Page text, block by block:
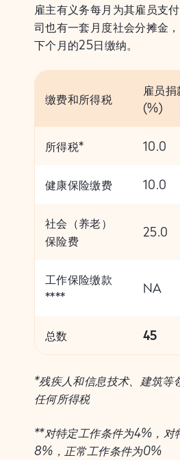
雇主有义务每月为其雇员支
司也有一套月度社会分摊金
下个月的25日缴纳。
缴费和所得税
雇员捐
(%)
所得税* 10.0
健康保险缴费 10.0
社会（养老）
保险费
25.0
工作保险缴款
****
NA
总数 45
*残疾人和信息技术、建筑等
任何所得税
**对特定工作条件为4%，对
8%，正常工作条件为0%